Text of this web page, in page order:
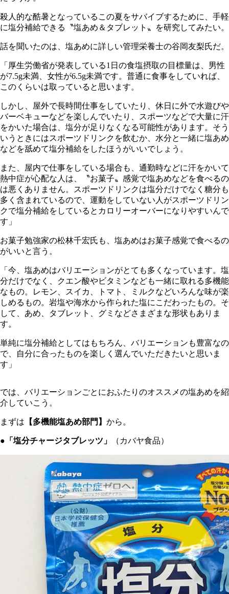
殺人的な酷暑となっているこの夏をサバイブするために、手軽
に塩分補給できる〝塩あめ＆タブレット〟を研究してみたい。
話を聞いたのは、塩あめに詳しい管理栄養士の谷岡友梨氏だ。
「厚生労働省が発表している1日の食塩摂取の目標量は、男性
が7.5g未満、女性が6.5g未満です。普通に食事をしていれば、
このくらいは取っていると思います。
しかし、屋外で長時間仕事をしていたり、休日に外で水遊びや
バーベキューなどを楽しんでいたり、スポーツなどで大量に汗
をかいた場合は、塩分が足りなくなる可能性があります。そう
いうときにはスポーツドリンクを飲むか、水分と一緒に塩あめ
などを舐めて塩分補給をしたほうがいいでしょう。
また、屋内で仕事をしている場合も、通勤時などに汗をかいて
熱中症が心配な人は、〝お菓子〟感覚で塩あめなどを食べるの
は悪くありません。スポーツドリンクは塩分だけでなく糖分も
多く含まれているので、運動をしていない人がスポーツドリン
クで塩分補給をしているとカロリーオーバーになりやすいんで
す」
お菓子勉強家の松林千宏氏も、塩あめはお菓子感覚で食べるの
がいいと言う。
「今、塩あめはバリエーションがとても多くなっています。塩
分だけでなく、クエン酸やビタミンなども一緒に取れる多機能
なもの。レモン、スイカ、トマト、ミルクなどいろんな味が楽
しめるもの。岩塩や海水から作られた塩にこだわったもの。そ
して、あめ、タブレット、グミなどさまざまな形状もありま
す。
単純に塩分補給としてはもちろん、バリエーションも豊富なの
で、自分に合ったものを楽しく選んでいただきたいと思いま
す」
では、バリエーションごとにおふたりのオススメの塩あめを紹
介していこう。
まずは 【多機能塩あめ部門】 から。
●「塩分チャージタブレッツ」 （カバヤ食品）